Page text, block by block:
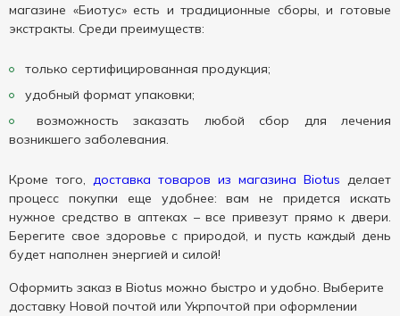
магазине «Биотус» есть и традиционные сборы, и готовые
экстракты. Среди преимуществ:
только сертифицированная продукция;
удобный формат упаковки;
возможность заказать любой сбор для лечения
возникшего заболевания.
Кроме того, доставка товаров из магазина Biotus делает
процесс покупки еще удобнее: вам не придется искать
нужное средство в аптеках – все привезут прямо к двери.
Берегите свое здоровье с природой, и пусть каждый день
будет наполнен энергией и силой!
Оформить заказ в Biotus можно быстро и удобно. Выберите
доставку Новой почтой или Укрпочтой при оформлении